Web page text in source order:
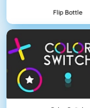
Flip Bottle